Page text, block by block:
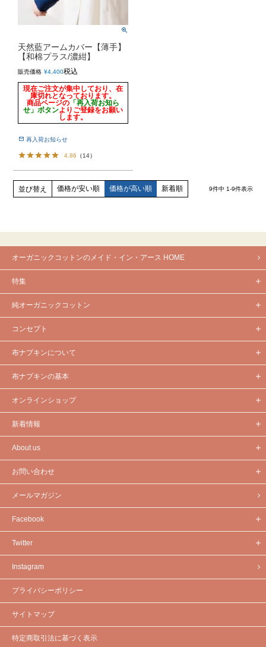
天然藍アームカバー【薄手】
【和棉プラス/濃紺】
販売価格 ¥4,400税込
現在ご注文が集中しており、在
庫切れとなっております。
商品ページの 「再入荷お知ら
せ」ボタンよりご登録をお願い
します。
再入荷お知らせ
4.86 （14）
並び替え 価格が安い順 価格が高い順 新着順 9件中 1-9件表示
オーガニックコットンのメイド・イン・アース HOME
特集
純オーガニックコットン
コンセプト
布ナプキンについて
布ナプキンの基本
オンラインショップ
新着情報
About us
お問い合わせ
メールマガジン
Facebook
Twitter
Instagram
プライバシーポリシー
サイトマップ
特定商取引法に基づく表示